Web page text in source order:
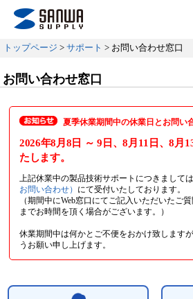
トップページ > サポート > お問い合わせ窓口
お問い合わせ窓口
夏季休業期間中の休業日とお問い
2026年8月8日 ～ 9日 、8月11日 、8月
たします。
上記休業中の製品技術サポートにつきましては
お問い合わせ） にて受付いたしております。
（期間中にWeb窓口にてご記入いただいたご
までお時間を頂く場合がございます。）
休業期間中は何かとご不便をおかけ致します
うお願い申し上げます。